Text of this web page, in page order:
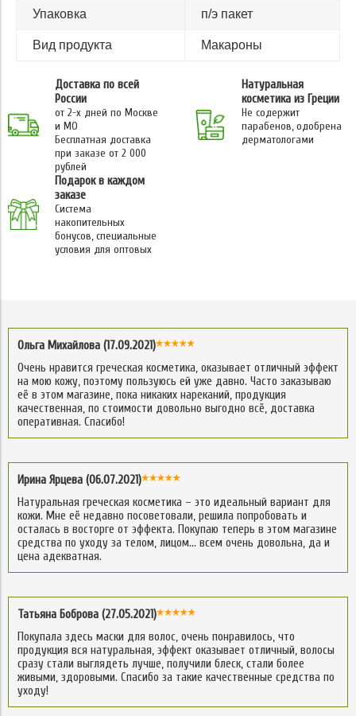
Упаковка п/э пакет
Вид продукта Макароны
Доставка по всей
России
от 2-х дней по Москве
и МО
Бесплатная доставка
при заказе от 2 000
рублей
Натуральная
косметика из Греции
Не содержит
парабенов, одобрена
дерматологами
Подарок в каждом
заказе
Система
накопительных
бонусов, специальные
условия для оптовых
Ольга Михайлова (17.09.2021)
Очень нравится греческая косметика, оказывает отличный эффект
на мою кожу, поэтому пользуюсь ей уже давно. Часто заказываю
её в этом магазине, пока никаких нареканий, продукция
качественная, по стоимости довольно выгодно всё, доставка
оперативная. Спасибо!
Ирина Ярцева (06.07.2021)
Натуральная греческая косметика – это идеальный вариант для
кожи. Мне её недавно посоветовали, решила попробовать и
осталась в восторге от эффекта. Покупаю теперь в этом магазине
средства по уходу за телом, лицом… всем очень довольна, да и
цена адекватная.
Татьяна Боброва (27.05.2021)
Покупала здесь маски для волос, очень понравилось, что
продукция вся натуральная, эффект оказывает отличный, волосы
сразу стали выглядеть лучше, получили блеск, стали более
живыми, здоровыми. Спасибо за такие качественные средства по
уходу!